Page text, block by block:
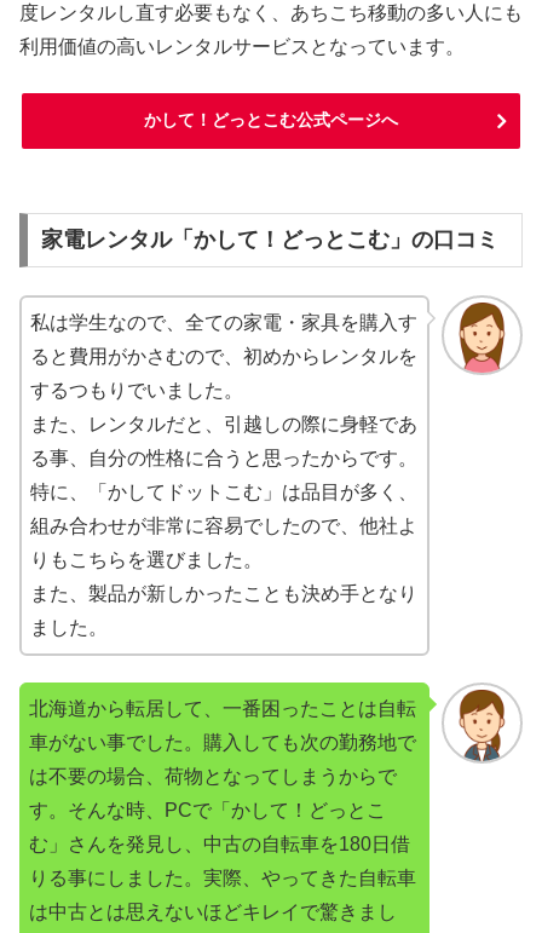
度レンタルし直す必要もなく、あちこち移動の多い人にも
利用価値の高いレンタルサービスとなっています。
かして！どっとこむ公式ページへ
家電レンタル「かして！どっとこむ」の口コミ
私は学生なので、全ての家電・家具を購入す
ると費用がかさむので、初めからレンタルを
するつもりでいました。
また、レンタルだと、引越しの際に身軽であ
る事、自分の性格に合うと思ったからです。
特に、「かしてドットこむ」は品目が多く、
組み合わせが非常に容易でしたので、他社よ
りもこちらを選びました。
また、製品が新しかったことも決め手となり
ました。
北海道から転居して、一番困ったことは自転
車がない事でした。購入しても次の勤務地で
は不要の場合、荷物となってしまうからで
す。そんな時、PCで「かして！どっとこ
む」さんを発見し、中古の自転車を180日借
りる事にしました。実際、やってきた自転車
は中古とは思えないほどキレイで驚きまし